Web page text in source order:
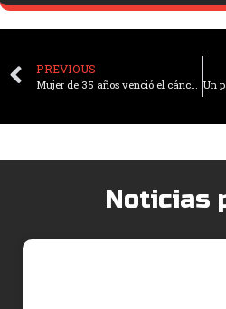
PREVIOUS
Mujer de 35 años venció el cáncer, encontró el amor y cumplió su sueño de ser madre contra todo pronóstico
Noticias